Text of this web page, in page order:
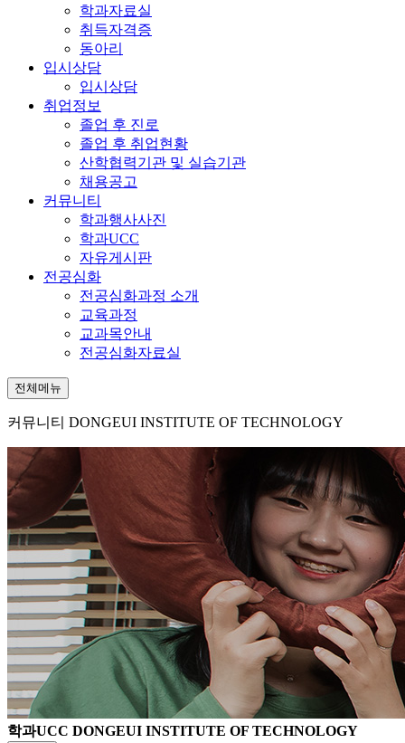
학과자료실
취득자격증
동아리
입시상담
입시상담
취업정보
졸업 후 진로
졸업 후 취업현황
산학협력기관 및 실습기관
채용공고
커뮤니티
학과행사사진
학과UCC
자유게시판
전공심화
전공심화과정 소개
교육과정
교과목안내
전공심화자료실
전체메뉴
커뮤니티 DONGEUI INSTITUTE OF TECHNOLOGY
학과UCC DONGEUI INSTITUTE OF TECHNOLOGY